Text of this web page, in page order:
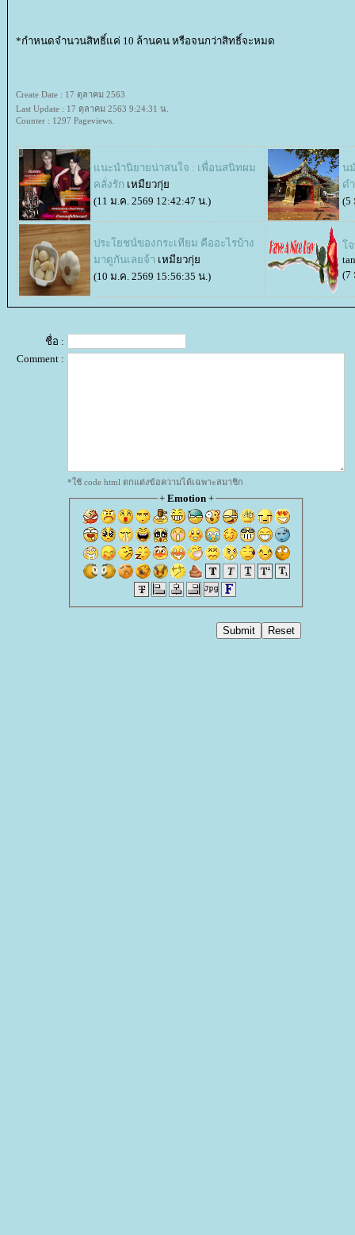
*กำหนดจำนวนสิทธิ์แค่ 10 ล้านคน หรือจนกว่าสิทธิ์จะหมด
Create Date : 17 ตุลาคม 2563
Last Update : 17 ตุลาคม 2563 9:24:31 น.
Counter : 1297 Pageviews.
นะนำนิยายน่าสนใจ : เพื่อนสนิทผม
คลั่งรัก เหมียวกุ่
(11 ม.ค. 2569 12:42:47 น.)
น
ด
(5
ประโยชน์ของกระเทียม คืออะไรบ้าง
มาดูกันเลยจ้า เหมียวกุ่
(10 ม.ค. 2569 15:56:35 น.)
จ
(7
ชื่อ :
Comment :
*ใช้ code html ตกแต่งข้อความได้เฉพาะสมาชิก
+ Emotion+